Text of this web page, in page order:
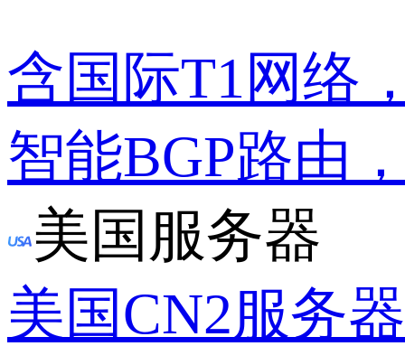
含国际T1网络
智能BGP路由
美国服务器
美国CN2服务器